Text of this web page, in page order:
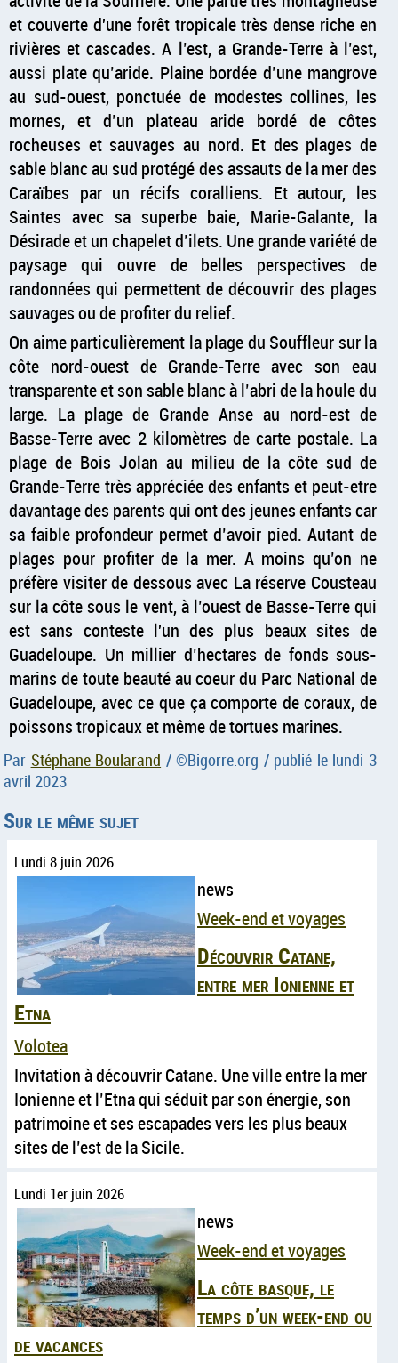
et couverte d'une forêt tropicale très dense riche en
rivières et cascades. A l’est, a Grande-Terre à l’est,
aussi plate qu’aride. Plaine bordée d’une mangrove
au sud-ouest, ponctuée de modestes collines, les
mornes, et d’un plateau aride bordé de côtes
rocheuses et sauvages au nord. Et des plages de
sable blanc au sud protégé des assauts de la mer des
Caraïbes par un récifs coralliens. Et autour, les
Saintes avec sa superbe baie, Marie-Galante, la
Désirade et un chapelet d’ilets. Une grande variété de
paysage qui ouvre de belles perspectives de
randonnées qui permettent de découvrir des plages
sauvages ou de profiter du relief.
On aime particulièrement la plage du Souffleur sur la
côte nord-ouest de Grande-Terre avec son eau
transparente et son sable blanc à l’abri de la houle du
large. La plage de Grande Anse au nord-est de
Basse-Terre avec 2 kilomètres de carte postale. La
plage de Bois Jolan au milieu de la côte sud de
Grande-Terre très appréciée des enfants et peut-etre
davantage des parents qui ont des jeunes enfants car
sa faible profondeur permet d’avoir pied. Autant de
plages pour profiter de la mer. A moins qu’on ne
préfère visiter de dessous avec La réserve Cousteau
sur la côte sous le vent, à l’ouest de Basse-Terre qui
est sans conteste l'un des plus beaux sites de
Guadeloupe. Un millier d’hectares de fonds sous-
marins de toute beauté au coeur du Parc National de
Guadeloupe, avec ce que ça comporte de coraux, de
poissons tropicaux et même de tortues marines.
Par Stéphane Boularand / ©Bigorre.org / publié le lundi 3
avril 2023
Sur le même sujet
Lundi 8 juin 2026
news
Week-end et voyages
Découvrir Catane,
entre mer Ionienne et
Etna
Volotea
Invitation à découvrir Catane. Une ville entre la mer
Ionienne et l’Etna qui séduit par son énergie, son
patrimoine et ses escapades vers les plus beaux
sites de l’est de la Sicile.
Lundi 1er juin 2026
news
Week-end et voyages
La côte basque, le
temps d’un week-end ou
de vacances